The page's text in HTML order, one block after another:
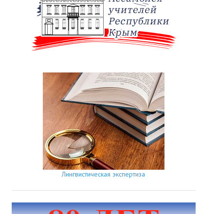
Лингвистическая экспертиза